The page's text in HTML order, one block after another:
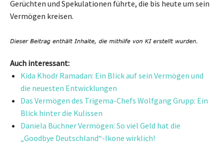
Gerüchten und Spekulationen führte, die bis heute um sein
Vermögen kreisen.
Auch interessant:
Kida Khodr Ramadan: Ein Blick auf sein Vermögen und
die neuesten Entwicklungen
Das Vermögen des Trigema-Chefs Wolfgang Grupp: Ein
Blick hinter die Kulissen
Daniela Büchner Vermögen: So viel Geld hat die
„Goodbye Deutschland“-Ikone wirklich!